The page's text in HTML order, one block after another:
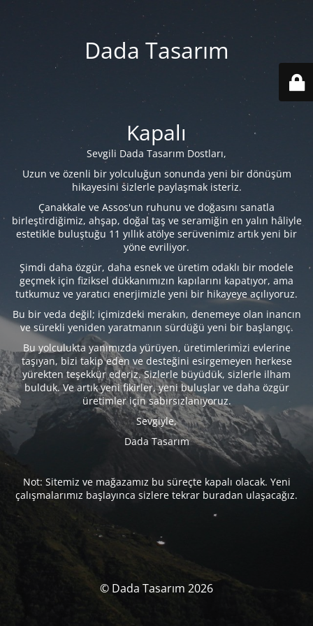
Dada Tasarım
Kapalı
Sevgili Dada Tasarım Dostları,
Uzun ve özenli bir yolculuğun sonunda yeni bir dönüşüm
hikayesini sizlerle paylaşmak isteriz.
Çanakkale ve Assos'un ruhunu ve doğasını sanatla
birleştirdiğimiz, ahşap, doğal taş ve seramiğin en yalın hâliyle
estetikle buluştuğu 11 yıllık atölye serüvenimiz artık yeni bir
yöne evriliyor.
Şimdi daha özgür, daha esnek ve üretim odaklı bir modele
geçmek için fiziksel dükkanımızın kapılarını kapatıyor, ama
tutkumuz ve yaratıcı enerjimizle yeni bir hikayeye açılıyoruz.
Bu bir veda değil; içimizdeki merakın, denemeye olan inancın
ve sürekli yeniden yaratmanın sürdüğü yeni bir başlangıç.
Bu yolculukta yanımızda yürüyen, üretimlerimizi evlerine
taşıyan, bizi takip eden ve desteğini esirgemeyen herkese
yürekten teşekkür ederiz. Sizlerle büyüdük, sizlerle ilham
bulduk. Ve artık yeni fikirler, yeni buluşlar ve daha özgür
üretimler için sabırsızlanıyoruz.
Sevgiyle,
Dada Tasarım
Not: Sitemiz ve mağazamız bu süreçte kapalı olacak. Yeni
çalışmalarımız başlayınca sizlere tekrar buradan ulaşacağız.
© Dada Tasarım 2026